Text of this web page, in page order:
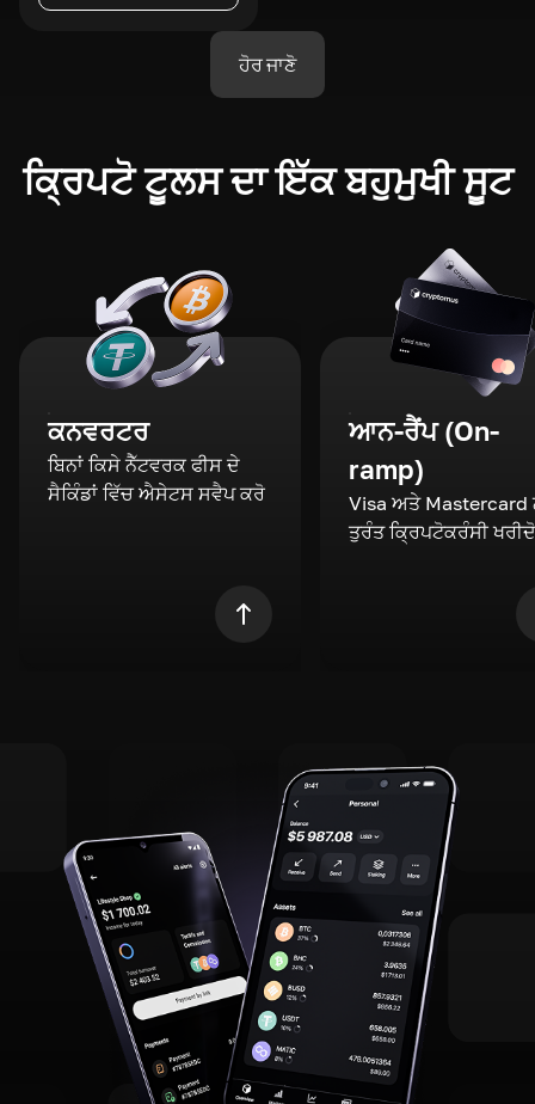
ਹੋਰ ਜਾਣੋ
ਕ੍ਰਿਪਟੋ ਟੂਲਸ ਦਾ ਇੱਕ ਬਹੁਮੁਖੀ ਸੂਟ
ਕਨਵਰਟਰ
ਬਿਨਾਂ ਕਿਸੇ ਨੈੱਟਵਰਕ ਫੀਸ ਦੇ
ਸੈਕਿੰਡਾਂ ਵਿੱਚ ਐਸੇਟਸ ਸਵੈਪ ਕਰੋ
ਆਨ-ਰੈਂਪ (On-
ramp)
Visa ਅਤੇ Mastercard
ਤੁਰੰਤ ਕ੍ਰਿਪਟੋਕਰੰਸੀ ਖਰੀਦੋ